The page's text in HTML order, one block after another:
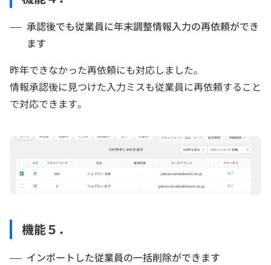
承認後でも従業員に年末調整情報入力の再依頼ができ
ます
昨年できなかった再依頼にも対応しました。
情報承認後に見つけた入力ミスも従業員に再依頼すること
で対応できます。
機能５．
インポートした従業員の一括削除ができます